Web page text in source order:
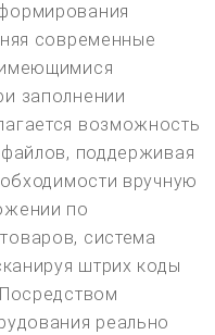
современные
заполнении
возможность
поддерживая
вручную
по
система
штрих коды
реально